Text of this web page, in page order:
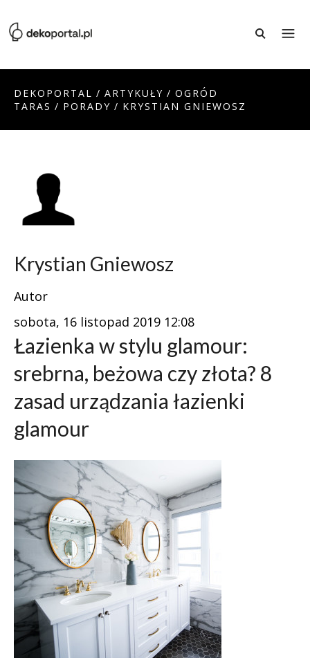
DEKOPORTAL / ARTYKUŁY / OGRÓD
TARAS / PORADY / KRYSTIAN GNIEWOSZ
Krystian Gniewosz
Autor
sobota, 16 listopad 2019 12:08
Łazienka w stylu glamour:
srebrna, beżowa czy złota? 8
zasad urządzania łazienki
glamour